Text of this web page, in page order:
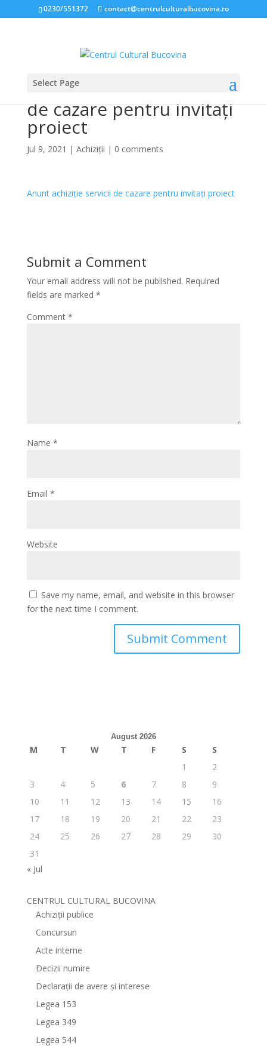
0230/551372 contact@centrulculturalbucovina.ro
Select Page
Anunț achiziție servicii
de cazare pentru invitați
proiect
Jul 9, 2021 | Achiziții | 0 comments
Anunt achiziție servicii de cazare pentru invitați proiect
Submit a Comment
Your email address will not be published. Required
fields are marked *
Comment *
Name *
Email *
Website
Save my name, email, and website in this browser
for the next time I comment.
August 2026
M T W T F S
S
1
2
3
4 5 6 7 8
9
10
11 12 13 14 15
16
17
18 19 20 21 22
23
24
25 26 27 28 29
30
31
« Jul
CENTRUL CULTURAL BUCOVINA
Achiziții publice
Concursuri
Acte interne
Decizii numire
Declarații de avere și interese
Legea 153
Legea 349
Legea 544